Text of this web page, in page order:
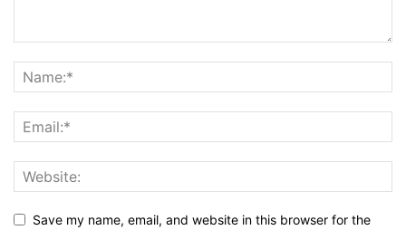
Save my name, email, and website in this browser for the